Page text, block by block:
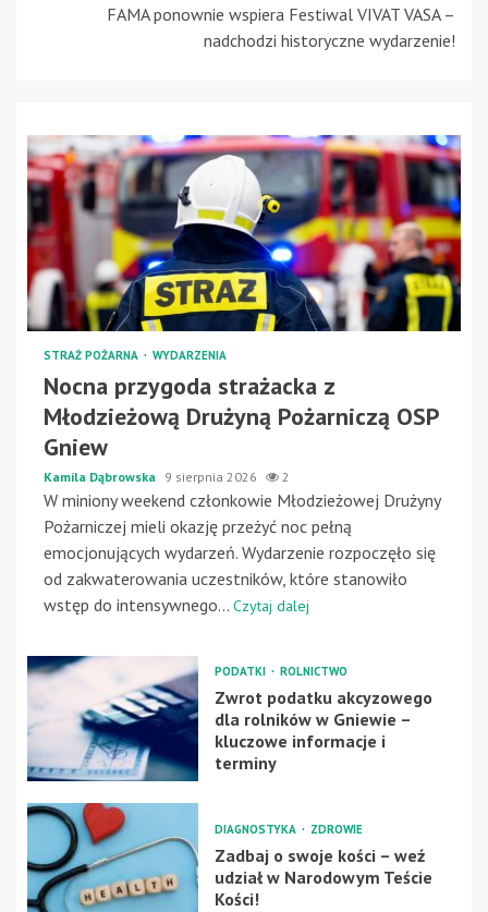
FAMA ponownie wspiera Festiwal VIVAT VASA –
nadchodzi historyczne wydarzenie!
STRAŻ POŻARNA WYDARZENIA
Nocna przygoda strażacka z
Młodzieżową Drużyną Pożarniczą OSP
Gniew
Kamila Dąbrowska 9 sierpnia 2026 2
W miniony weekend członkowie Młodzieżowej Drużyny
Pożarniczej mieli okazję przeżyć noc pełną
emocjonujących wydarzeń. Wydarzenie rozpoczęło się
od zakwaterowania uczestników, które stanowiło
wstęp do intensywnego... Czytaj dalej
PODATKI ROLNICTWO
Zwrot podatku akcyzowego
dla rolników w Gniewie –
kluczowe informacje i
terminy
DIAGNOSTYKA ZDROWIE
Zadbaj o swoje kości – weź
udział w Narodowym Teście
Kości!